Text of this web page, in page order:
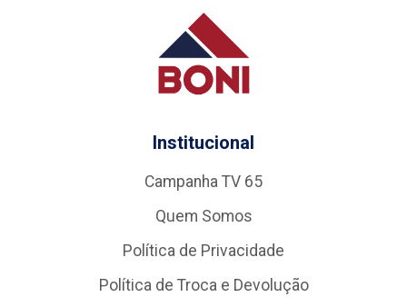
Institucional
Campanha TV 65
Quem Somos
Política de Privacidade
Política de Troca e Devolução